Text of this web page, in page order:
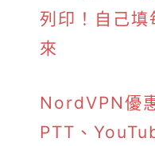
列印！自己填
來
NordVPN優
PTT、